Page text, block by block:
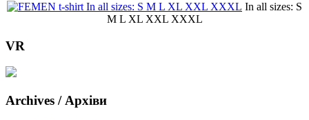
In all sizes: S
M L XL XXL XXXL
VR
Archives / Архіви